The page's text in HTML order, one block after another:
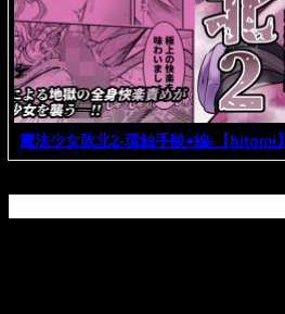
魔法少女敗北2-環触手陵●編-【hitomi】